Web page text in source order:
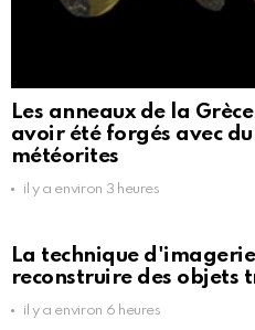
Les anneaux de la
avoir été forgés avec
météorites
il y a environ 3 heures
La technique
reconstruire des objets
il y a environ 6 heures